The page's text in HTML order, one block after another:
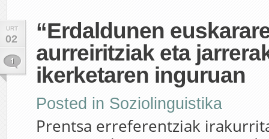
URT
02
1
“Erdaldunen
aurreiritziak eta
ikerketaren inguruan
Posted in Soziolinguistika
Prentsa erreferentziak